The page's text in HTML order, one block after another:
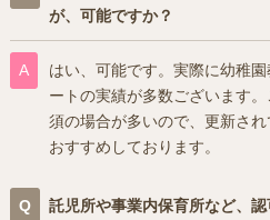
が、可能ですか？
はい、可能です。実際に幼稚
ートの実績が多数ございます
須の場合が多いので、更新さ
おすすめしております。
託児所や事業内保育所など、